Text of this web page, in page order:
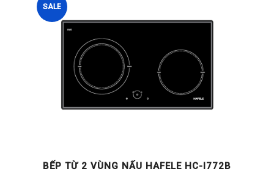
SALE
BẾP TỪ 2 VÙNG NẤU HAFELE HC-I772B